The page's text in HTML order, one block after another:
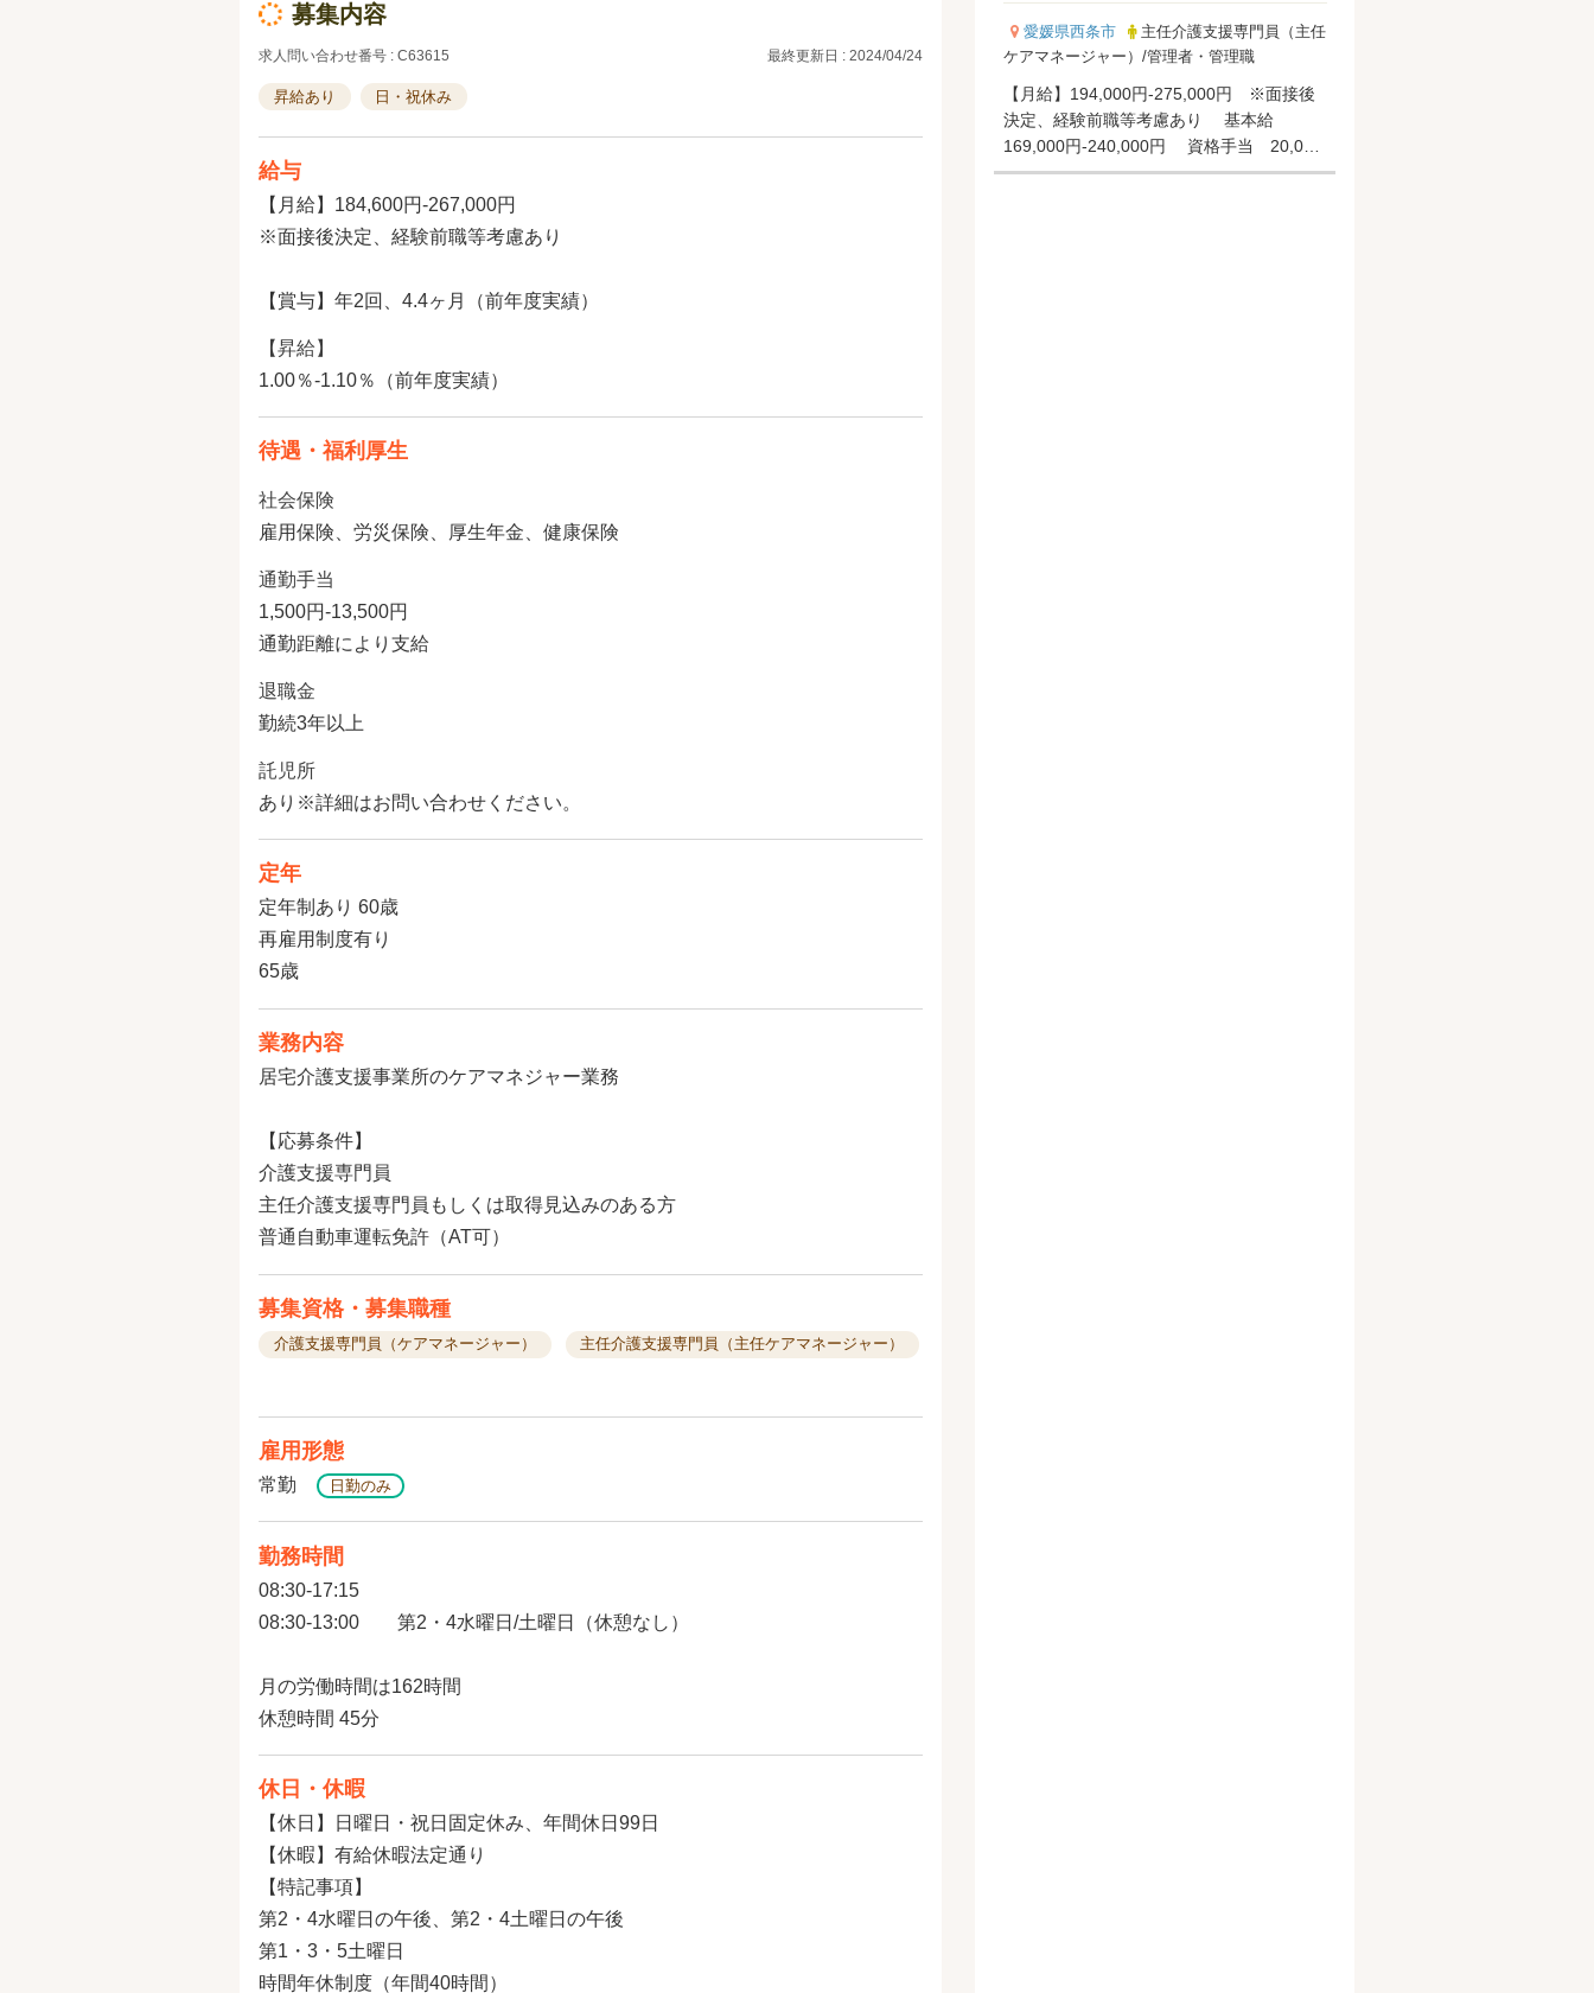
募集内容
求人問い合わせ番号 : C63615 最終更新日 : 2024/04/24
昇給あり 日・祝休み
給与
【月給】184,600円-267,000円
※面接後決定、経験前職等考慮あり
【賞与】年2回、4.4ヶ月（前年度実績）
【昇給】
1.00％-1.10％（前年度実績）
待遇・福利厚生
社会保険
雇用保険、労災保険、厚生年金、健康保険
通勤手当
1,500円-13,500円
通勤距離により支給
退職金
勤続3年以上
託児所
あり※詳細はお問い合わせください。
定年
定年制あり 60歳
再雇用制度有り
65歳
業務内容
居宅介護支援事業所のケアマネジャー業務
【応募条件】
介護支援専門員
主任介護支援専門員もしくは取得見込みのある方
普通自動車運転免許（AT可）
募集資格・募集職種
介護支援専門員（ケアマネージャー） 主任介護支援専門員（主任ケアマネージャー）
雇用形態
常勤 日勤のみ
勤務時間
08:30-17:15
08:30-13:00 第2・4水曜日/土曜日（休憩なし）
月の労働時間は162時間
休憩時間 45分
休日・休暇
【休日】日曜日・祝日固定休み、年間休日99日
【休暇】有給休暇法定通り
【特記事項】
第2・4水曜日の午後、第2・4土曜日の午後
第1・3・5土曜日
時間年休制度（年間40時間）
愛媛県西条市
主任介護支援専門員（主任
ケアマネージャー）/管理者・管理職
【月給】194,000円-275,000円 ※面接後
決定、経験前職等考慮あり 基本給
169,000円-240,000円 資格手当 20,000
円-30,0...